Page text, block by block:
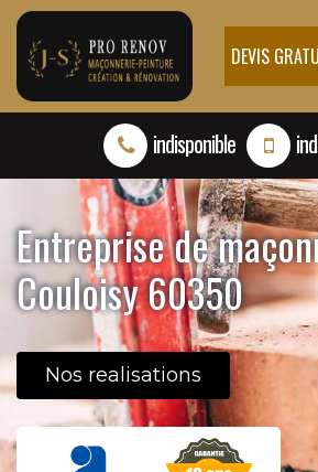
DEVIS
indisponible
Entreprise de
Couloisy 60350
Nos realisations